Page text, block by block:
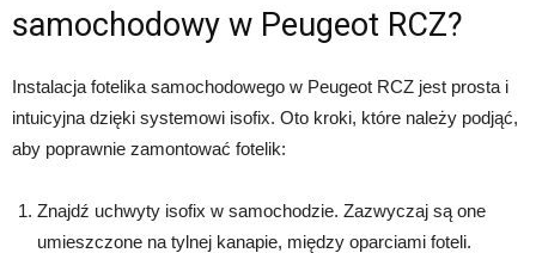
samochodowy w Peugeot RCZ?
Instalacja fotelika samochodowego w Peugeot RCZ jest prosta i
intuicyjna dzięki systemowi isofix. Oto kroki, które należy podjąć,
aby poprawnie zamontować fotelik:
Znajdź uchwyty isofix w samochodzie. Zazwyczaj są one
umieszczone na tylnej kanapie, między oparciami foteli.